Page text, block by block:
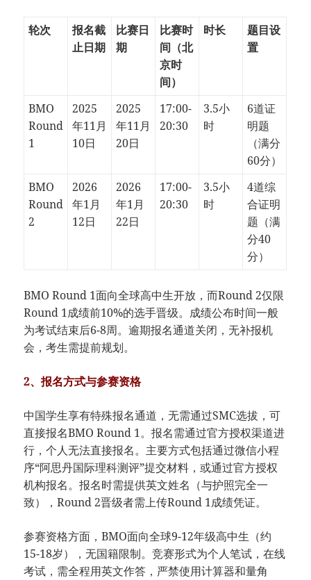
轮次
报名截
止日期
比赛日
期
比赛时
间（北
京时
间）
时长
题目设
置
BMO
Round
1
2025
年11月
10日
2025
年11月
20日
17:00-
20:30
3.5小
时
6道证
明题
（满分
60分）
BMO
Round
2
2026
年1月
12日
2026
年1月
22日
17:00-
20:30
3.5小
时
4道综
合证明
题（满
分40
分）
BMO Round 1面向全球高中生开放，而Round 2仅限
Round 1成绩前10%的选手晋级。成绩公布时间一般
为考试结束后6-8周。逾期报名通道关闭，无补报机
会，考生需提前规划。
2、​​报名方式与参赛资格​
中国学生享有特殊报名通道，无需通过SMC选拔，可
直接报名BMO Round 1。报名需通过官方授权渠道进
行，个人无法直接报名。主要方式包括通过微信小程
序“阿思丹国际理科测评”提交材料，或通过官方授权
机构报名。报名时需提供英文姓名（与护照完全一
致），Round 2晋级者需上传Round 1成绩凭证。
参赛资格方面，BMO面向全球9-12年级高中生（约
15-18岁），无国籍限制。竞赛形式为个人笔试，在线
考试，需全程用英文作答，严禁使用计算器和量角